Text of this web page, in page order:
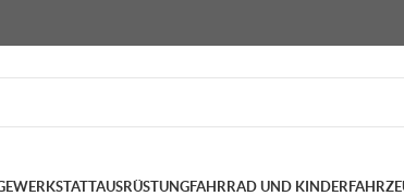
WERKSTATTAUSRÜSTUNGFAHRRAD UND